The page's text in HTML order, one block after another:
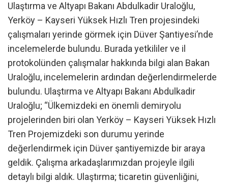
Ulaştırma ve Altyapı Bakanı Abdulkadir Uraloğlu,
Yerköy – Kayseri Yüksek Hızlı Tren projesindeki
çalışmaları yerinde görmek için Düver Şantiyesi’nde
incelemelerde bulundu. Burada yetkililer ve il
protokolünden çalışmalar hakkında bilgi alan Bakan
Uraloğlu, incelemelerin ardından değerlendirmelerde
bulundu. Ulaştırma ve Altyapı Bakanı Abdulkadir
Uraloğlu; “Ülkemizdeki en önemli demiryolu
projelerinden biri olan Yerköy – Kayseri Yüksek Hızlı
Tren Projemizdeki son durumu yerinde
değerlendirmek için Düver şantiyemizde bir araya
geldik. Çalışma arkadaşlarımızdan projeyle ilgili
detaylı bilgi aldık. Ulaştırma; ticaretin güvenliğini,